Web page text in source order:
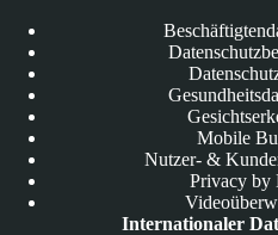
Mobile
Nutzer- &
Privacy by
Internationaler